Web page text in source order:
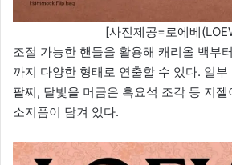
[사진제공=로에베
조절 가능한 핸들을 활용해 캐리올 백부
까지 다양한 형태로 연출할 수 있다. 일
팔찌, 달빛을 머금은 흑요석 조각 등 지
소지품이 담겨 있다.